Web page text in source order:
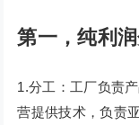
第一，纯利
1.分工：工厂负责
营提供技术，负责